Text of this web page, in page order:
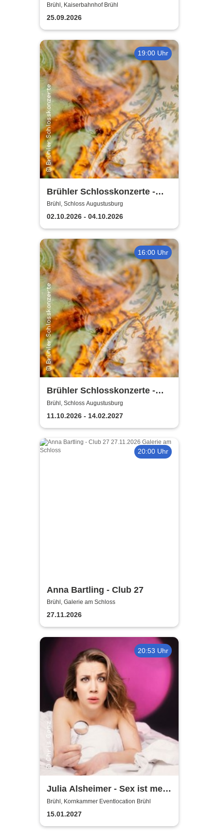
Partymander live |
Kaiserbahnhof Brühl
Brühl, Kaiserbahnhof Brühl
25.09.2026
19:00 Uhr
Brühler Schlosskonzerte -
Haydn-Festival 2026
Brühl, Schloss Augustusburg
02.10.2026 - 04.10.2026
16:00 Uhr
Brühler Schlosskonzerte -
Bach um vier 2026/27
Brühl, Schloss Augustusburg
11.10.2026 - 14.02.2027
20:00 Uhr
Anna Bartling - Club 27
Brühl, Galerie am Schloss
27.11.2026
20:53 Uhr
Julia Alsheimer - Sex ist mehr
als nur 'ne Nummer
Brühl, Kornkammer Eventlocation Brühl
15.01.2027